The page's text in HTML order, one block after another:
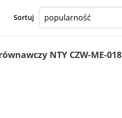
Sortuj
NTY CZW-ME-018